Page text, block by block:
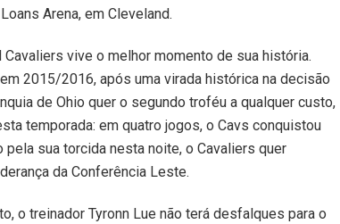
Arena, em Cleveland.
vive o melhor momento de sua história.
2015/2016, após uma virada histórica na decisão
de Ohio quer o segundo troféu a qualquer custo,
temporada: em quatro jogos, o Cavs conquistou
sua torcida nesta noite, o Cavaliers quer
da Conferência Leste.
o treinador Tyronn Lue não terá desfalques para o